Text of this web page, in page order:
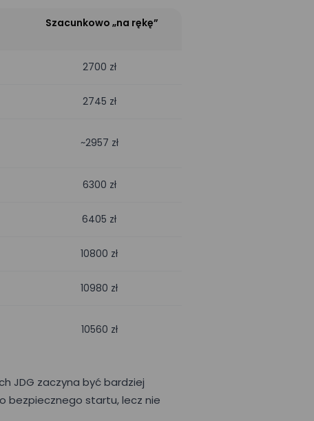
Szacunkowo „na rękę”
2700 zł
2745 zł
~2957 zł
6300 zł
6405 zł
10800 zł
10980 zł
10560 zł
JDG zaczyna być bardziej
bezpiecznego startu, lecz nie